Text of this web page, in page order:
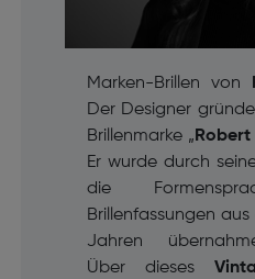
Marken-Brillen von
Der Designer
Brillenmarke „
Er wurde durch
die
Brillenfassungen
Jahren
Über dieses